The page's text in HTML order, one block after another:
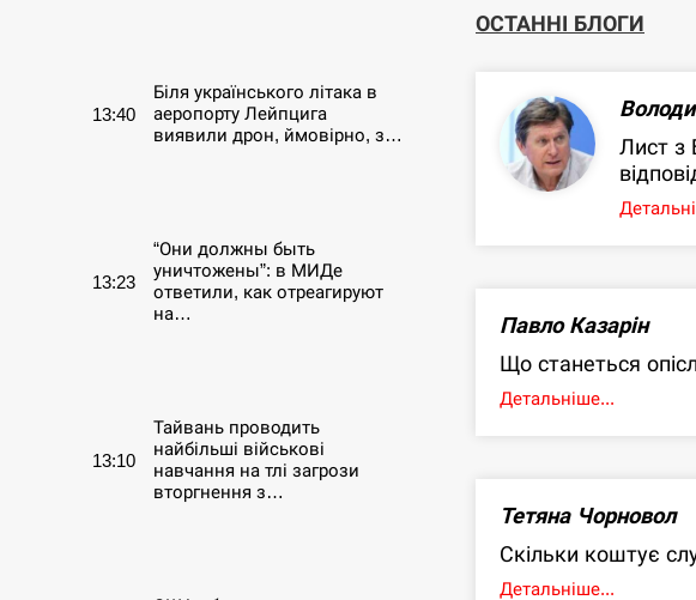
13:40
Біля українського літака в
аеропорту Лейпцига
виявили дрон, ймовірно, з…
13:23
“Они должны быть
уничтожены”: в МИДе
ответили, как отреагируют
на…
13:10
Тайвань проводить
найбільші військові
навчання на тлі загрози
вторгнення з…
ОСТАННІ БЛОГИ
Лист з
Павло Казарін
Що станеться
Детальніше...
Тетяна Чорновол
Скільки коштує
Детальніше...